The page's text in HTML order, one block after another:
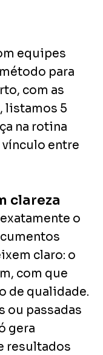
equipes
para
com as
listamos 5
na rotina
entre
clareza
o
claro: o
com que
de qualidade.
ou passadas
gera
resultados